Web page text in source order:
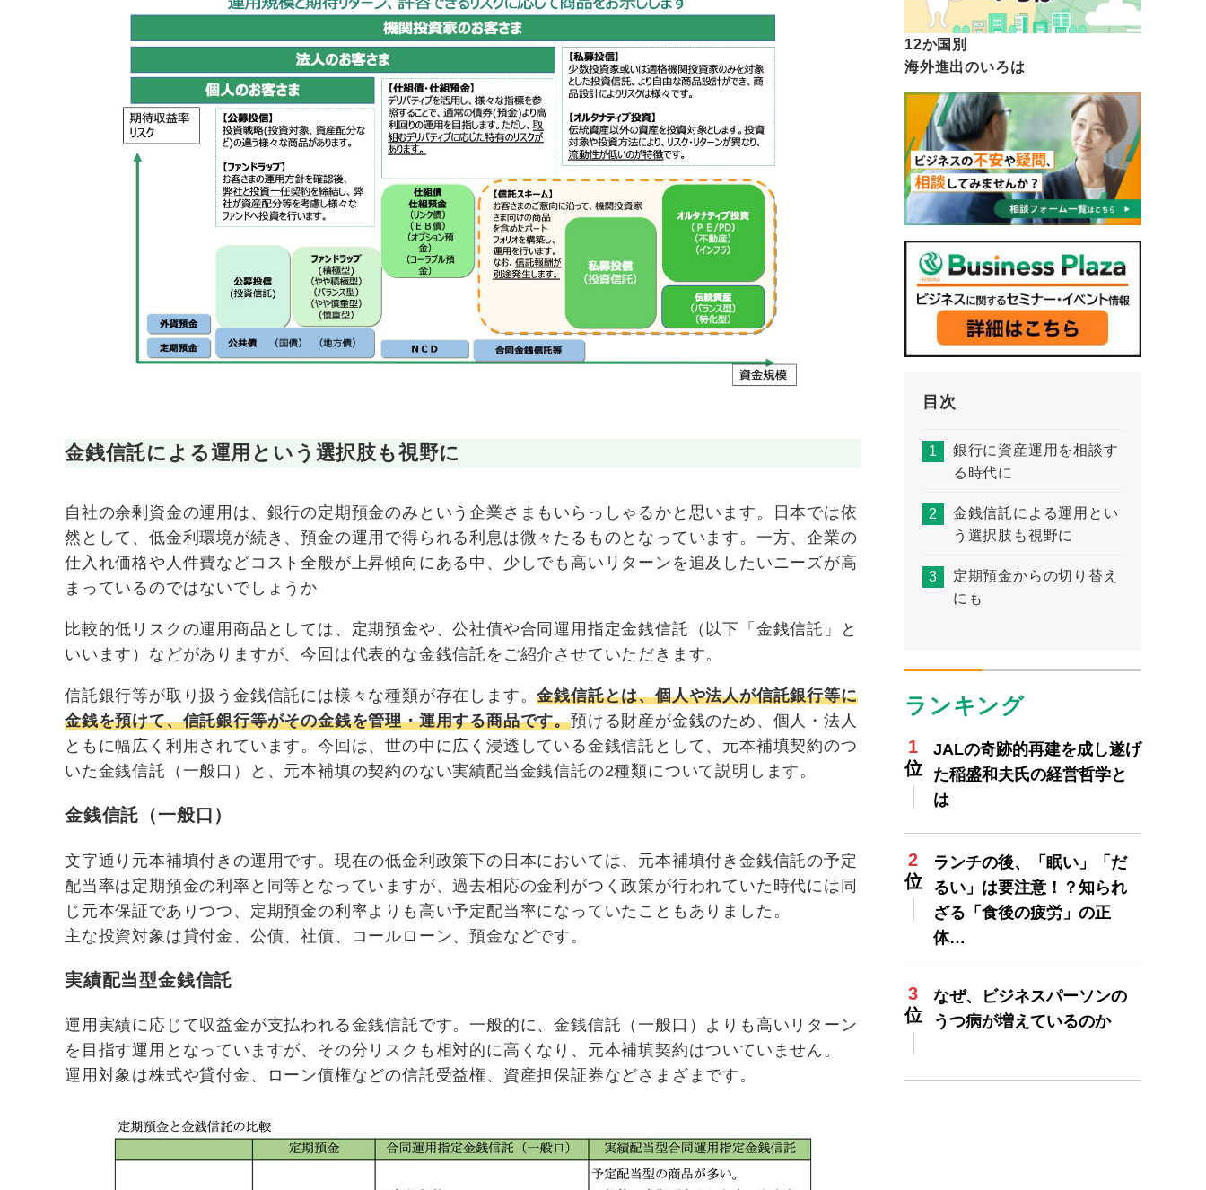
金銭信託による運用という選択肢も視野に
自社の余剰資金の運用は、銀行の定期預金のみという企業さまもいらっしゃるかと思います。日本では依
然として、低金利環境が続き、預金の運用で得られる利息は微々たるものとなっています。一方、企業の
仕入れ価格や人件費などコスト全般が上昇傾向にある中、少しでも高いリターンを追及したいニーズが高
まっているのではないでしょうか
比較的低リスクの運用商品としては、定期預金や、公社債や合同運用指定金銭信託（以下「金銭信託」と
いいます）などがありますが、今回は代表的な金銭信託をご紹介させていただきます。
信託銀行等が取り扱う金銭信託には様々な種類が存在します。金銭信託とは、個人や法人が信託銀行等に
金銭を預けて、信託銀行等がその金銭を管理・運用する商品です。預ける財産が金銭のため、個人・法人
ともに幅広く利用されています。今回は、世の中に広く浸透している金銭信託として、元本補填契約のつ
いた金銭信託（一般口）と、元本補填の契約のない実績配当金銭信託の2種類について説明します。
金銭信託（一般口）
文字通り元本補填付きの運用です。現在の低金利政策下の日本においては、元本補填付き金銭信託の予定
配当率は定期預金の利率と同等となっていますが、過去相応の金利がつく政策が行われていた時代には同
じ元本保証でありつつ、定期預金の利率よりも高い予定配当率になっていたこともありました。
主な投資対象は貸付金、公債、社債、コールローン、預金などです。
実績配当型金銭信託
運用実績に応じて収益金が支払われる金銭信託です。一般的に、金銭信託（一般口）よりも高いリターン
を目指す運用となっていますが、その分リスクも相対的に高くなり、元本補填契約はついていません。
運用対象は株式や貸付金、ローン債権などの信託受益権、資産担保証券などさまざまです。
12か国別
海外進出のいろは
目次
銀行に資産運用を相談す
る時代に
金銭信託による運用とい
う選択肢も視野に
定期預金からの切り替え
にも
ランキング
JALの奇跡的再建を成し遂げ
た稲盛和夫氏の経営哲学と
は
ランチの後、「眠い」「だ
るい」は要注意！？知られ
ざる「食後の疲労」の正
体…
なぜ、ビジネスパーソンの
うつ病が増えているのか